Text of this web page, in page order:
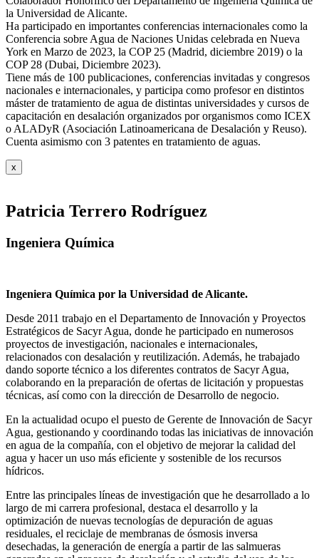
la Universidad de Alicante.
Ha participado en importantes conferencias internacionales como la
Conferencia sobre Agua de Naciones Unidas celebrada en Nueva
York en Marzo de 2023, la COP 25 (Madrid, diciembre 2019) o la
COP 28 (Dubai, Diciembre 2023).
Tiene más de 100 publicaciones, conferencias invitadas y congresos
nacionales e internacionales, y participa como profesor en distintos
máster de tratamiento de agua de distintas universidades y cursos de
capacitación en desalación organizados por organismos como ICEX
o ALADyR (Asociación Latinoamericana de Desalación y Reuso).
Cuenta asimismo con 3 patentes en tratamiento de aguas.
x
Patricia Terrero Rodríguez
Ingeniera Química
Ingeniera Química por la Universidad de Alicante.
Desde 2011 trabajo en el Departamento de Innovación y Proyectos
Estratégicos de Sacyr Agua, donde he participado en numerosos
proyectos de investigación, nacionales e internacionales,
relacionados con desalación y reutilización. Además, he trabajado
dando soporte técnico a los diferentes contratos de Sacyr Agua,
colaborando en la preparación de ofertas de licitación y propuestas
técnicas, así como con la dirección de Desarrollo de negocio.
En la actualidad ocupo el puesto de Gerente de Innovación de Sacyr
Agua, gestionando y coordinando todas las iniciativas de innovación
en agua de la compañía, con el objetivo de mejorar la calidad del
agua y hacer un uso más eficiente y sostenible de los recursos
hídricos.
Entre las principales líneas de investigación que he desarrollado a lo
largo de mi carrera profesional, destaca el desarrollo y la
optimización de nuevas tecnologías de depuración de aguas
residuales, el reciclaje de membranas de ósmosis inversa
desechadas, la generación de energía a partir de las salmueras